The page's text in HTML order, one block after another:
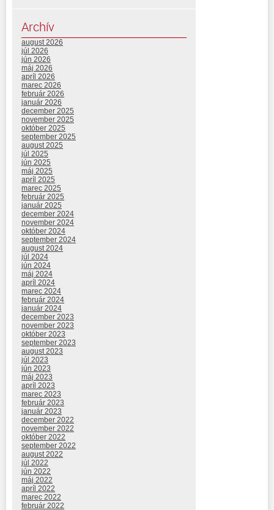
Archív
august 2026
júl 2026
jún 2026
máj 2026
apríl 2026
marec 2026
február 2026
január 2026
december 2025
november 2025
október 2025
september 2025
august 2025
júl 2025
jún 2025
máj 2025
apríl 2025
marec 2025
február 2025
január 2025
december 2024
november 2024
október 2024
september 2024
august 2024
júl 2024
jún 2024
máj 2024
apríl 2024
marec 2024
február 2024
január 2024
december 2023
november 2023
október 2023
september 2023
august 2023
júl 2023
jún 2023
máj 2023
apríl 2023
marec 2023
február 2023
január 2023
december 2022
november 2022
október 2022
september 2022
august 2022
júl 2022
jún 2022
máj 2022
apríl 2022
marec 2022
február 2022